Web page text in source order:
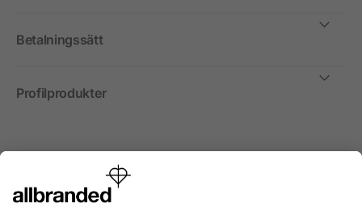
Betalningssätt
Profilprodukter
Internationellt